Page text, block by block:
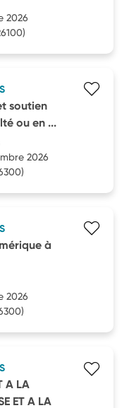
2026
soutien
ou en ...
2026
à
2026
A LA
ET A LA